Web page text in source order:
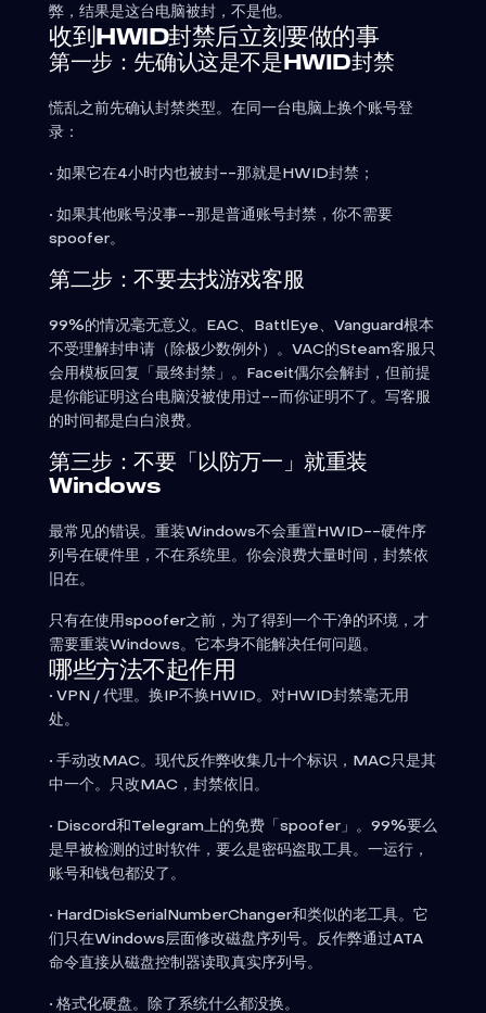
弊，结果是这台电脑被封，不是他。
收到HWID封禁后立刻要做的事
第一步：先确认这是不是HWID封禁
慌乱之前先确认封禁类型。在同一台电脑上换个账号登
录：
• 如果它在4小时内也被封--那就是HWID封禁；
• 如果其他账号没事--那是普通账号封禁，你不需要
spoofer。
第二步：不要去找游戏客服
99%的情况毫无意义。EAC、BattlEye、Vanguard根本
不受理解封申请（除极少数例外）。VAC的Steam客服只
会用模板回复「最终封禁」。Faceit偶尔会解封，但前提
是你能证明这台电脑没被使用过--而你证明不了。写客服
的时间都是白白浪费。
第三步：不要「以防万一」就重装
Windows
最常见的错误。重装Windows不会重置HWID--硬件序
列号在硬件里，不在系统里。你会浪费大量时间，封禁依
旧在。
只有在使用spoofer之前，为了得到一个干净的环境，才
需要重装Windows。它本身不能解决任何问题。
哪些方法不起作用
• VPN / 代理。换IP不换HWID。对HWID封禁毫无用
处。
• 手动改MAC。现代反作弊收集几十个标识，MAC只是其
中一个。只改MAC，封禁依旧。
• Discord和Telegram上的免费「spoofer」。99%要么
是早被检测的过时软件，要么是密码盗取工具。一运行，
账号和钱包都没了。
• HardDiskSerialNumberChanger和类似的老工具。它
们只在Windows层面修改磁盘序列号。反作弊通过ATA
命令直接从磁盘控制器读取真实序列号。
• 格式化硬盘。除了系统什么都没换。